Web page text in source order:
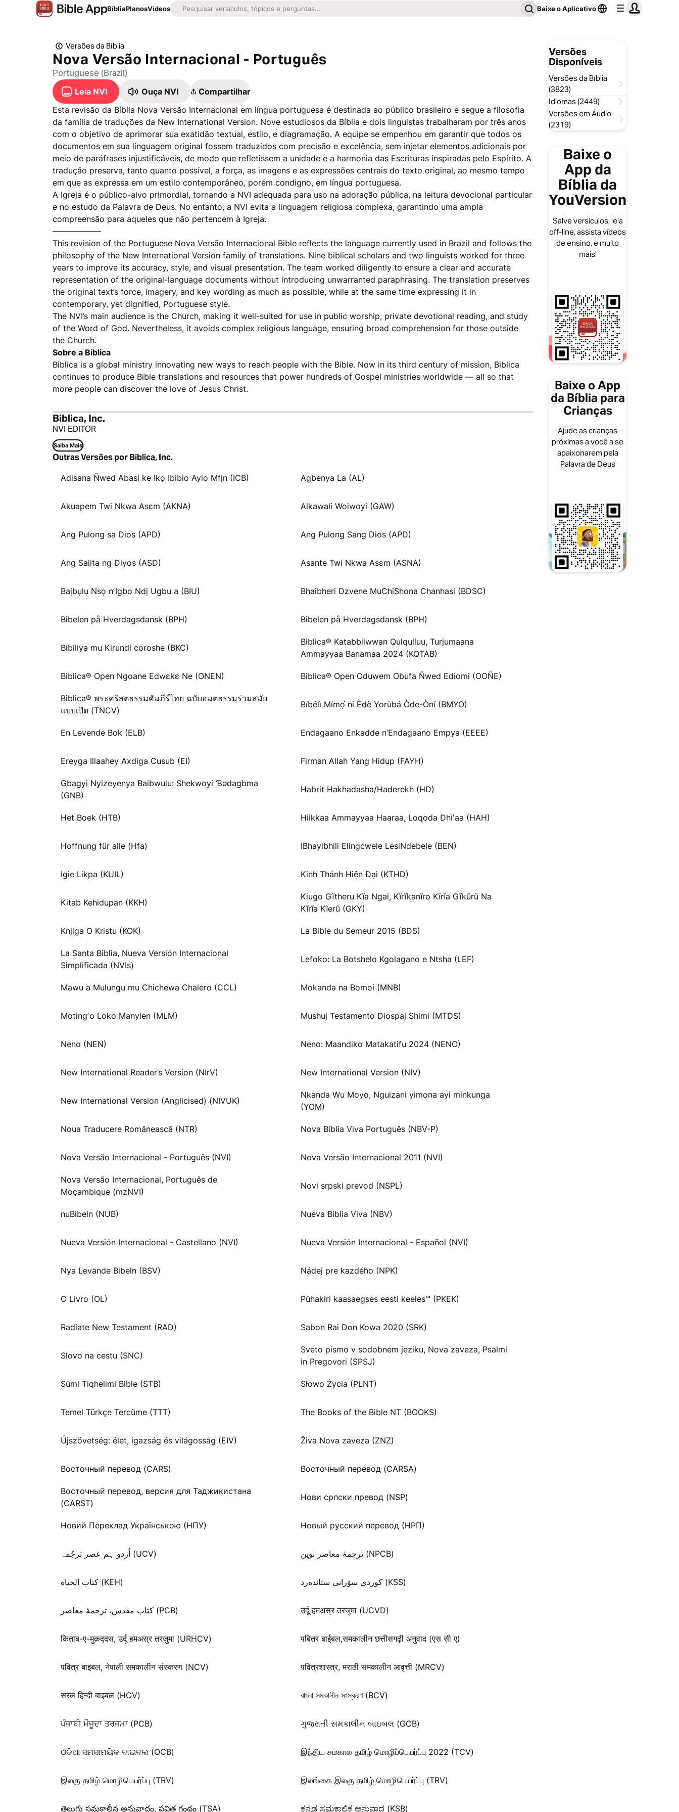
BíbliaPlanosVídeos Baixe o Aplicativo
Versões da Bíblia
Nova Versão Internacional - Português
Portuguese (Brazil)
Leia NVI Ouça NVI
Compartilhar
Esta revisão da Bíblia Nova Versão Internacional em língua portuguesa é destinada ao público brasileiro e segue a filosofia
da família de traduções da New International Version. Nove estudiosos da Bíblia e dois linguistas trabalharam por três anos
com o objetivo de aprimorar sua exatidão textual, estilo, e diagramação. A equipe se empenhou em garantir que todos os
documentos em sua linguagem original fossem traduzidos com precisão e excelência, sem injetar elementos adicionais por
meio de paráfrases injustificáveis, de modo que refletissem a unidade e a harmonia das Escrituras inspiradas pelo Espírito. A
tradução preserva, tanto quanto possível, a força, as imagens e as expressões centrais do texto original, ao mesmo tempo
em que as expressa em um estilo contemporâneo, porém condigno, em língua portuguesa.
A Igreja é o público-alvo primordial, tornando a NVI adequada para uso na adoração pública, na leitura devocional particular
e no estudo da Palavra de Deus. No entanto, a NVI evita a linguagem religiosa complexa, garantindo uma ampla
compreensão para aqueles que não pertencem à Igreja.
――――――
This revision of the Portuguese Nova Versão Internacional Bible reflects the language currently used in Brazil and follows the
philosophy of the New International Version family of translations. Nine biblical scholars and two linguists worked for three
years to improve its accuracy, style, and visual presentation. The team worked diligently to ensure a clear and accurate
representation of the original-language documents without introducing unwarranted paraphrasing. The translation preserves
the original text’s force, imagery, and key wording as much as possible, while at the same time expressing it in
contemporary, yet dignified, Portuguese style.
The NVI’s main audience is the Church, making it well-suited for use in public worship, private devotional reading, and study
of the Word of God. Nevertheless, it avoids complex religious language, ensuring broad comprehension for those outside
the Church.
Sobre a Biblica
Biblica is a global ministry innovating new ways to reach people with the Bible. Now in its third century of mission, Biblica
continues to produce Bible translations and resources that power hundreds of Gospel ministries worldwide — all so that
more people can discover the love of Jesus Christ.
Biblica, Inc.
NVI EDITOR
Saiba Mais
Outras Versões por Biblica, Inc.
Adisana Ñwed Abasi ke Ikọ Ibibio Ayio Mfịn (ICB) Agbenya La (AL)
Akuapem Twi Nkwa Asɛm (AKNA) Alkawali Woiwoyi (GAW)
Ang Pulong sa Dios (APD) Ang Pulong Sang Dios (APD)
Ang Salita ng Diyos (ASD) Asante Twi Nkwa Asɛm (ASNA)
Baịbụlụ Nsọ nʼIgbo Ndị Ugbu a (BIU) Bhaibheri Dzvene MuChiShona Chanhasi (BDSC)
Bibelen på Hverdagsdansk (BPH) Bibelen på Hverdagsdansk (BPH)
Bibiliya mu Kirundi coroshe (BKC)
Biblica® Katabbiiwwan Qulqulluu, Turjumaana
Ammayyaa Banamaa 2024 (KQTAB)
Biblica® Open Ngoane Edwɛkɛ Ne (ONEN) Biblica® Open Oduwem Obufa Ñwed Ediomi (OOÑE)
Biblica® พระคริสตธรรมคัมภีร์ไทย ฉบับอมตธรรมร่วมสมัย
แบบเปิด (TNCV)
Bíbélì Mímọ́ ní Èdè Yorùbá Òde-Òní (BMYO)
En Levende Bok (ELB) Endagaano Enkadde n’Endagaano Empya (EEEE)
Ereyga Illaahey Axdiga Cusub (EI) Firman Allah Yang Hidup (FAYH)
Gbagyi Nyizeyenya Baibwulu: Shekwoyi Ɓədagbma
(GNB)
Habrit Hakhadasha/Haderekh (HD)
Het Boek (HTB) Hiikkaa Ammayyaa Haaraa, Loqoda Dhiʼaa (HAH)
Hoffnung für alle (Hfa) IBhayibhili Elingcwele LesiNdebele (BEN)
Igie Likpa (KUIL) Kinh Thánh Hiện Đại (KTHD)
Kitab Kehidupan (KKH)
Kiugo Gĩtheru Kĩa Ngai, Kĩrĩkanĩro Kĩrĩa Gĩkũrũ Na
Kĩrĩa Kĩerũ (GKY)
Knjiga O Kristu (KOK) La Bible du Semeur 2015 (BDS)
La Santa Biblia, Nueva Versión Internacional
Simplificada (NVIs)
Lefoko: La Botshelo Kgolagano e Ntsha (LEF)
Mawu a Mulungu mu Chichewa Chalero (CCL) Mokanda na Bomoi (MNB)
Motingʼo Loko Manyien (MLM) Mushuj Testamento Diospaj Shimi (MTDS)
Neno (NEN) Neno: Maandiko Matakatifu 2024 (NENO)
New International Reader’s Version (NIrV) New International Version (NIV)
New International Version (Anglicised) (NIVUK)
Nkanda Wu Moyo, Nguizani yimona ayi minkunga
(YOM)
Noua Traducere Românească (NTR) Nova Bíblia Viva Português (NBV-P)
Nova Versão Internacional - Português (NVI) Nova Versão Internacional 2011 (NVI)
Nova Versão Internacional, Português de
Moçambique (mzNVI)
Novi srpski prevod (NSPL)
nuBibeln (NUB) Nueva Biblia Viva (NBV)
Nueva Versión Internacional - Castellano (NVI) Nueva Versión Internacional - Español (NVI)
Nya Levande Bibeln (BSV) Nádej pre kazdého (NPK)
O Livro (OL) Pühakiri kaasaegses eesti keeles™ (PKEK)
Radiate New Testament (RAD) Sabon Rai Don Kowa 2020 (SRK)
Slovo na cestu (SNC)
Sveto pismo v sodobnem jeziku, Nova zaveza, Psalmi
in Pregovori (SPSJ)
Sümi Tiqhelimi Bible (STB) Słowo Życia (PLNT)
Temel Türkçe Tercüme (TTT) The Books of the Bible NT (BOOKS)
Újszövetség: élet, igazság és világosság (EIV) Živa Nova zaveza (ZNZ)
Восточный перевод (CARS) Восточный перевод (CARSA)
Восточный перевод, версия для Таджикистана
(CARST)
Нови српски превод (NSP)
Новий Переклад Українською (НПУ) Новый русский перевод (НРП)
اُردو ہم عصر ترجُمہ (UCV) ترجمۀ معاصر نوین (NPCB)
كتاب الحياة (KEH) كوردی سۆرانی ستانده‌رد (KSS)
کتاب مقدس، ترجمۀ معاصر (PCB) उर्दू हमअस्र तरजुमा (UCVD)
किताब-ए-मुक़द्‍दस, उर्दू हमअस्र तरजुमा (URHCV) पबितर बाईबल,समकालीन छत्तीसगढ़ी अनुवाद (एस सी ए)
पवित्र बाइबल, नेपाली समकालीन संस्करण (NCV) पवित्रशास्त्र, मराठी समकालीन आवृत्ती (MRCV)
सरल हिन्दी बाइबल (HCV) বাংলা সমকালীন সংস্করণ (BCV)
ਪੰਜਾਬੀ ਮੌਜੂਦਾ ਤਰਜਮਾ (PCB) ગુજરાતી સમકાલીન બાઇબલ (GCB)
ଓଡିଆ ସମସାମୟିକ ବାଇବଲ (OCB) இந்திய சமகால தமிழ் மொழிப்பெயர்ப்பு 2022 (TCV)
இலகு தமிழ் மொழிபெயர்ப்பு (TRV) இலங்கை இலகு தமிழ் மொழிபெயர்ப்பு (TRV)
తెలుగు సమకాలీన అనువాదం, పవిత్ర గ్రంథం (TSA) ಕನ್ನಡ ಸಮಕಾಲಿಕ ಅನುವಾದ (KSB)
Versões
Disponíveis
Versões da Bíblia
(3823)
Idiomas (2449)
Versões em Áudio
(2319)
Baixe o
App da
Bíblia da
YouVersion
Salve versículos, leia
off-line, assista vídeos
de ensino, e muito
mais!
Baixe o App
da Bíblia para
Crianças
Ajude as crianças
próximas a você a se
apaixonarem pela
Palavra de Deus